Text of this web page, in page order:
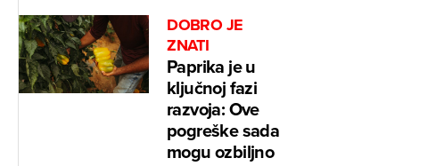
DOBRO JE
ZNATI
Paprika je u
ključnoj fazi
razvoja: Ove
pogreške sada
mogu ozbiljno